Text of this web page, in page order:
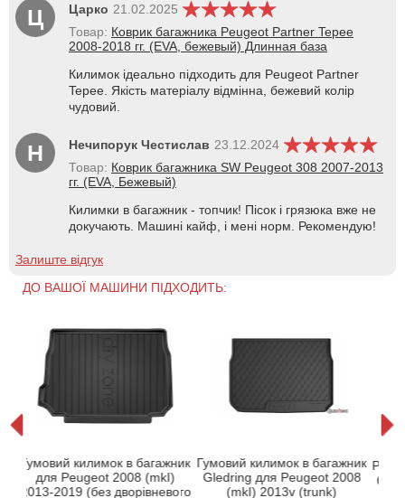
Ц Царко 21.02.2025
Товар: Коврик багажника Peugeot Partner Tepee
2008-2018 гг. (EVA, бежевый) Длинная база
Килимок ідеально підходить для Peugeot Partner
Tepee. Якість матеріалу відмінна, бежевий колір
чудовий.
Н Нечипорук Честислав 23.12.2024
Товар: Коврик багажника SW Peugeot 308 2007-2013
гг. (EVA, Бежевый)
Килимки в багажник - топчик! Пісок і грязюка вже не
докучають. Машині кайф, і мені норм. Рекомендую!
Залиште відгук
ДО ВАШОЇ МАШИНИ ПІДХОДИТЬ:
Гумовий килимок в багажник
для Peugeot 2008 (mkI)
2013-2019 (без дворівневого
Гумовий килимок в багажник
Gledring для Peugeot 2008
(mkI) 2013v (trunk)